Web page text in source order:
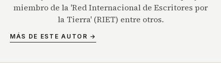
miembro de la 'Red Internacional de Escritores por
la Tierra' (RIET) entre otros.
MÁS DE ESTE AUTOR →